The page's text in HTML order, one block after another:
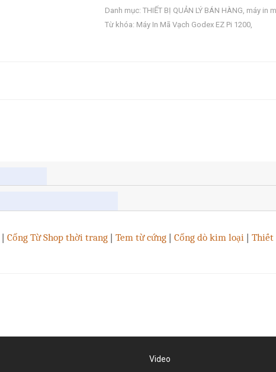
Danh mục: THIẾT BỊ QUẢN LÝ BÁN HÀNG, máy in
Từ khóa: Máy In Mã Vạch Godex EZ Pi 1200,
| Cổng Từ Shop thời trang | Tem từ cứng | Cổng dò kim loại | Thiết
Video